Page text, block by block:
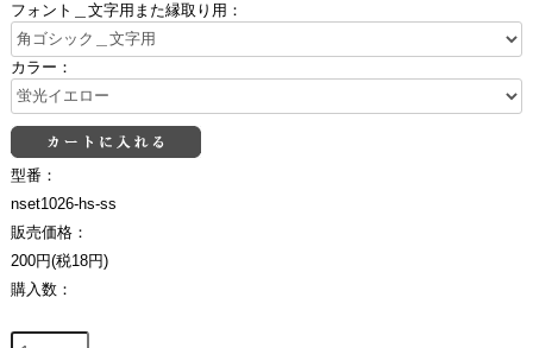
フォント＿文字用また縁取り用：
カラー：
型番：
nset1026-hs-ss
販売価格：
200円(税18円)
購入数：